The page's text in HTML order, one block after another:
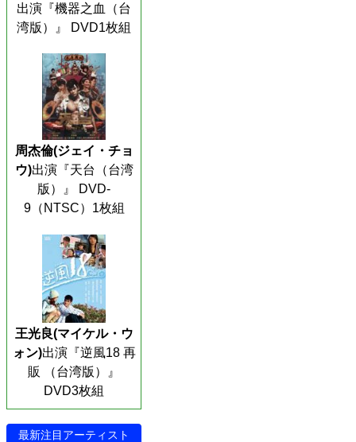
出演『機器之血（台
湾版）』 DVD1枚組
周杰倫(ジェイ・チョ
ウ)出演『天台（台湾
版）』 DVD-
9（NTSC）1枚組
王光良(マイケル・ウ
ォン)出演『逆風18 再
販 （台湾版）』
DVD3枚組
最新注目アーティスト